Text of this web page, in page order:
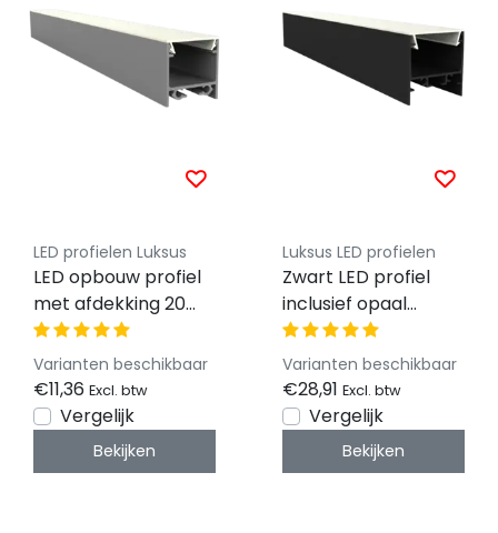
LED profielen Luksus
LED opbouw profiel
met afdekking 20
mm x 20 mm -
318ALU
Varianten beschikbaar
€11,36 Excl. btw
Vergelijk
Bekijken
Luksus LED profielen
Zwart LED profiel
inclusief opaal
klikafdekking 30 mm
x 30,92 mm -
XL306ZWART
Varianten beschikbaar
€28,91 Excl. btw
Vergelijk
Bekijken